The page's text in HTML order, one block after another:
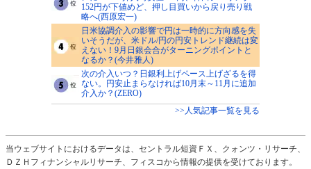
152円が下値めど、押し目買いから戻り売り戦
略へ(西原宏一)
日米協調介入の影響で円は一時的に方向感を失
いそうだが、米ドル/円の円安トレンド継続は変
えない！9月日銀会合がターニングポイントと
なるか？(今井雅人)
次の介入いつ？日銀利上げペース上げざるを得
ない。円安止まらなければ10月末～11月に追加
介入か？(ZERO)
>>人気記事一覧を見る
当ウェブサイトにおけるデータは、セントラル短資ＦＸ、クォンツ・リサーチ、
ＤＺＨフィナンシャルリサーチ、フィスコから情報の提供を受けております。